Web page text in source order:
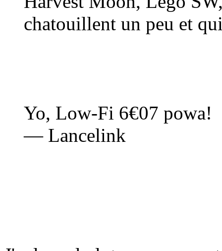
chatouillent un peu et
Yo, Low-Fi 6€07 powa!
— Lancelink